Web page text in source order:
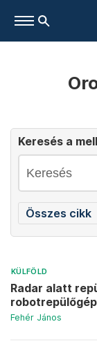
Keresés a
Összes cikk
KÜLFÖLD
Radar alatt
robotrepülőgép
Fehér János